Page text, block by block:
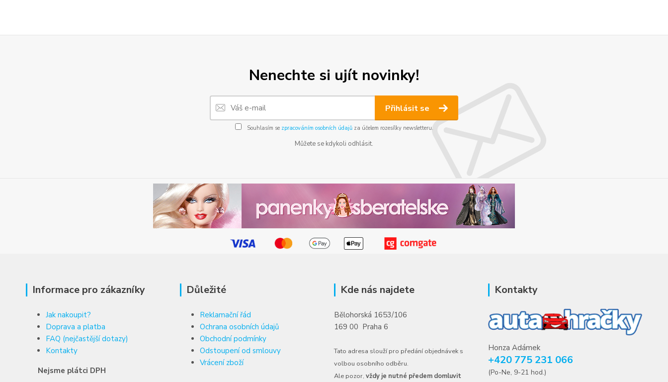
Nenechte si ujít novinky!
Přihlásit se
Souhlasím se zpracováním osobních údajůza účelem rozesílky newsletteru.
Můžete se kdykoli odhlásit.
Informace pro zákazníky
Jak nakoupit?
Doprava a platba
FAQ (nejčastější dotazy)
Kontakty
Nejsme plátci DPH
Důležité
Reklamační řád
Ochrana osobních údajů
Obchodní podmínky
Odstoupení od smlouvy
Vrácení zboží
Kde nás najdete
Bělohorská 1653/106
169 00 Praha 6
Tato adresa slouží pro předání objednávek s
volbou osobního odběru.
Ale pozor, vždy je nutné předem domluvit
Kontakty
Honza Adámek
+420 775 231 066
(Po-Ne, 9-21 hod.)